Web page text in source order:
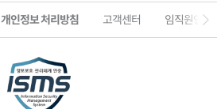
개인정보 처리방침 고객센터 임직원인증